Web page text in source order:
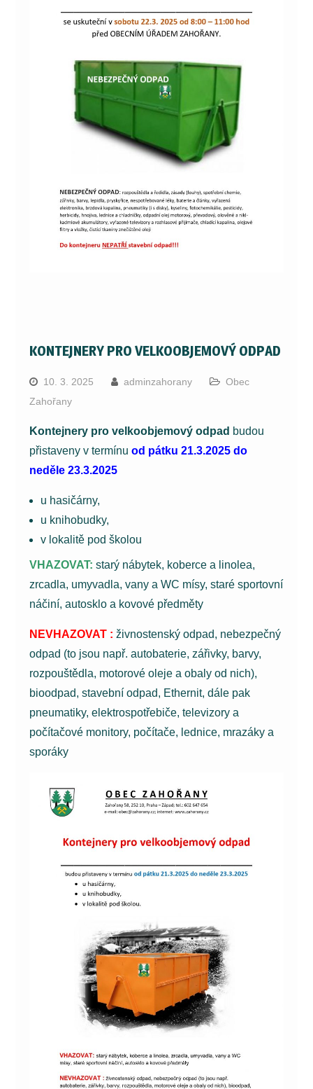
KONTEJNERY PRO VELKOOBJEMOVÝ ODPAD
10. 3. 2025 adminzahorany
Obec
Zahořany
Kontejnery pro velkoobjemový odpad budou
přistaveny v termínu od pátku 21.3.2025 do
neděle 23.3.2025
u hasičárny,
u knihobudky,
v lokalitě pod školou
VHAZOVAT: starý nábytek, koberce a linolea,
zrcadla, umyvadla, vany a WC mísy, staré sportovní
náčiní, autosklo a kovové předměty
NEVHAZOVAT : živnostenský odpad, nebezpečný
odpad (to jsou např. autobaterie, zářivky, barvy,
rozpouštědla, motorové oleje a obaly od nich),
bioodpad, stavební odpad, Ethernit, dále pak
pneumatiky, elektrospotřebiče, televizory a
počítačové monitory, počítače, lednice, mrazáky a
sporáky